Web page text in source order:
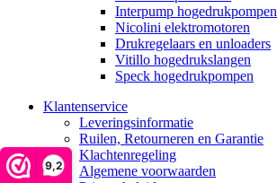
9,2
Interpump hogedrukpompen
Nicolini elektromotoren
Drukregelaars en unloaders
Vitillo hogedrukslangen
Speck hogedrukpompen
Klantenservice
Leveringsinformatie
Ruilen, Retourneren en Garantie
Klachtenregeling
Algemene voorwaarden